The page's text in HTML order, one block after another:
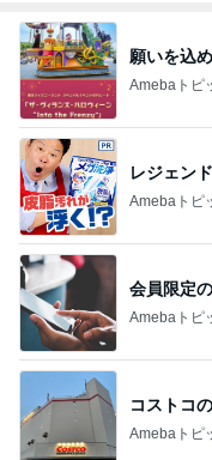
願いを込
Amebaトピ
レジェン
Amebaトピ
会員限定
Amebaトピ
コストコ
Amebaトピ